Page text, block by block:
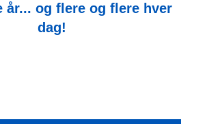
år... og flere og flere hver
dag!